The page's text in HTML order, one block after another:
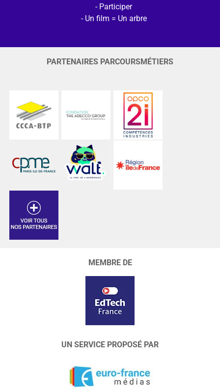
Participer
Un film = Un arbre
PARTENAIRES PARCOURSMÉTIERS
MEMBRE DE
UN SERVICE PROPOSÉ PAR